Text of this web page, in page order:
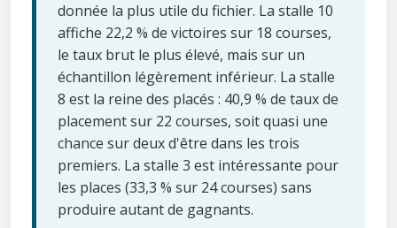
donnée la plus utile du fichier. La stalle 10
affiche 22,2 % de victoires sur 18 courses,
le taux brut le plus élevé, mais sur un
échantillon légèrement inférieur. La stalle
8 est la reine des placés : 40,9 % de taux de
placement sur 22 courses, soit quasi une
chance sur deux d'être dans les trois
premiers. La stalle 3 est intéressante pour
les places (33,3 % sur 24 courses) sans
produire autant de gagnants.